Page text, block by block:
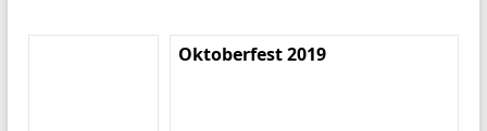
Oktoberfest 2019